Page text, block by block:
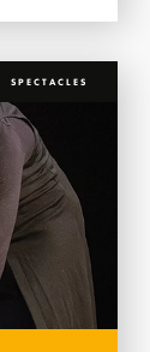
SPECTACLES